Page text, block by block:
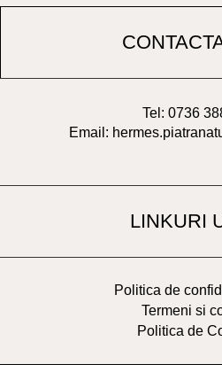
Tel: 0736
Email:
LINKURI
Politica de
Termeni si
Politica de